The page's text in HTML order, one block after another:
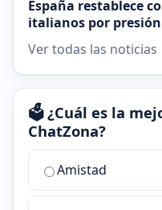
España restablece
italianos por
Ver todas las
🗳️ ¿Cuál es la
ChatZona?
¿Cuál
la
Amistad